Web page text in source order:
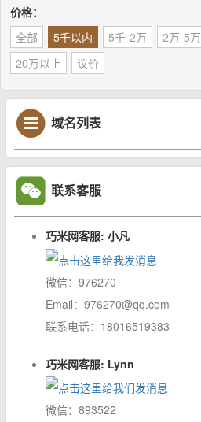
价格：
全部
5千以内 5千-2万 2万-5万
20万以上
议价
域名列表
联系客服
巧米网客服: 小凡
微信：976270
Email：976270@qq.com
联系电话：18016519383
巧米网客服: Lynn
微信：893522